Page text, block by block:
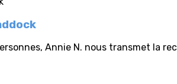
Annie N. nous transmet la